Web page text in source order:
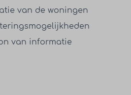
van de woningen
van informatie